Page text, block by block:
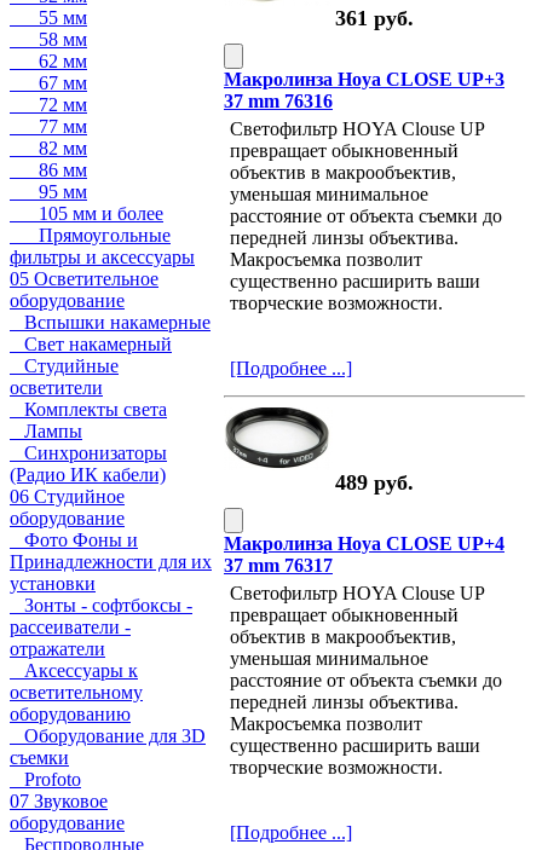
55 мм
58 мм
62 мм
67 мм
72 мм
77 мм
82 мм
86 мм
95 мм
105 мм и более
Прямоугольные
фильтры и аксессуары
05 Осветительное
оборудование
Вспышки накамерные
Свет накамерный
Студийные
осветители
Комплекты света
Лампы
Синхронизаторы
(Радио ИК кабели)
06 Студийное
оборудование
Фото Фоны и
Принадлежности для их
установки
Зонты - софтбоксы -
рассеиватели -
отражатели
Аксессуары к
осветительному
оборудованию
Оборудование для 3D
съемки
Profoto
07 Звуковое
оборудование
Беспроводные
361 руб.
Макролинза Hoya CLOSE UP+3
37 mm 76316
Светофильтр HOYA Clouse UP
превращает обыкновенный
объектив в макрообъектив,
уменьшая минимальное
расстояние от объекта съемки до
передней линзы объектива.
Макросъемка позволит
существенно расширить ваши
творческие возможности.
[Подробнее ...]
489 руб.
Макролинза Hoya CLOSE UP+4
37 mm 76317
Светофильтр HOYA Clouse UP
превращает обыкновенный
объектив в макрообъектив,
уменьшая минимальное
расстояние от объекта съемки до
передней линзы объектива.
Макросъемка позволит
существенно расширить ваши
творческие возможности.
[Подробнее ...]